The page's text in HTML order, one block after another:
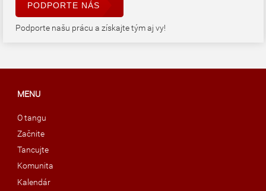
PODPORTE NÁS
Podporte našu prácu a získajte tým aj vy!
MENU
O tangu
Začnite
Tancujte
Komunita
Kalendár